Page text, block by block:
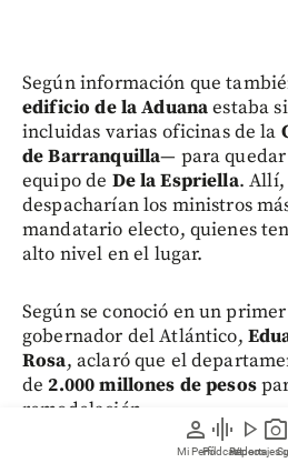
person
Mi Perfil
graphic_eq
Pódcast
play_arrow
Videos
photo_camera
Reportajes
Según información que
edificio de la Aduanaestaba
incluidas varias oficinas de la
de Barranquilla— para
equipo de De la Espriella. Allí,
despacharían los ministros
mandatario electo, quienes
alto nivel en el lugar.
Según se conoció en un
gobernador del Atlántico,
Rosa, aclaró que el
de2.000 millones de pesos
remodelación.